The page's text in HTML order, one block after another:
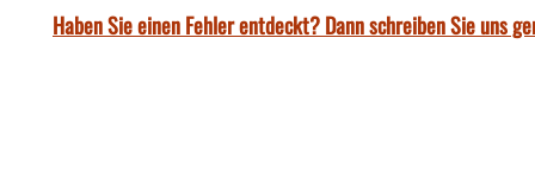
Haben Sie einen Fehler entdeckt? Dann schreiben Sie uns